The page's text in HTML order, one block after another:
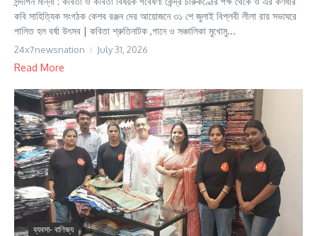
কবি সাহিত্যিক সংগঠক কেশব রঞ্জন দের আয়োজনে ৩১ শে জুলাই বিপ্লবী লীলা রায় সভাঘরে
পালিত হল বর্ষা উৎসব | কবিতা শ্রুতিনাটক ,গানে ও সঞ্চালিকা মুখোমু...
24x7newsnation July 31, 2026
Read More
ব্যবসা- বাণিজ্য